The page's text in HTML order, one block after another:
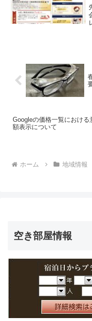
Googleの価格一覧における
額表示について
ホーム 地域情報
空き部屋情報